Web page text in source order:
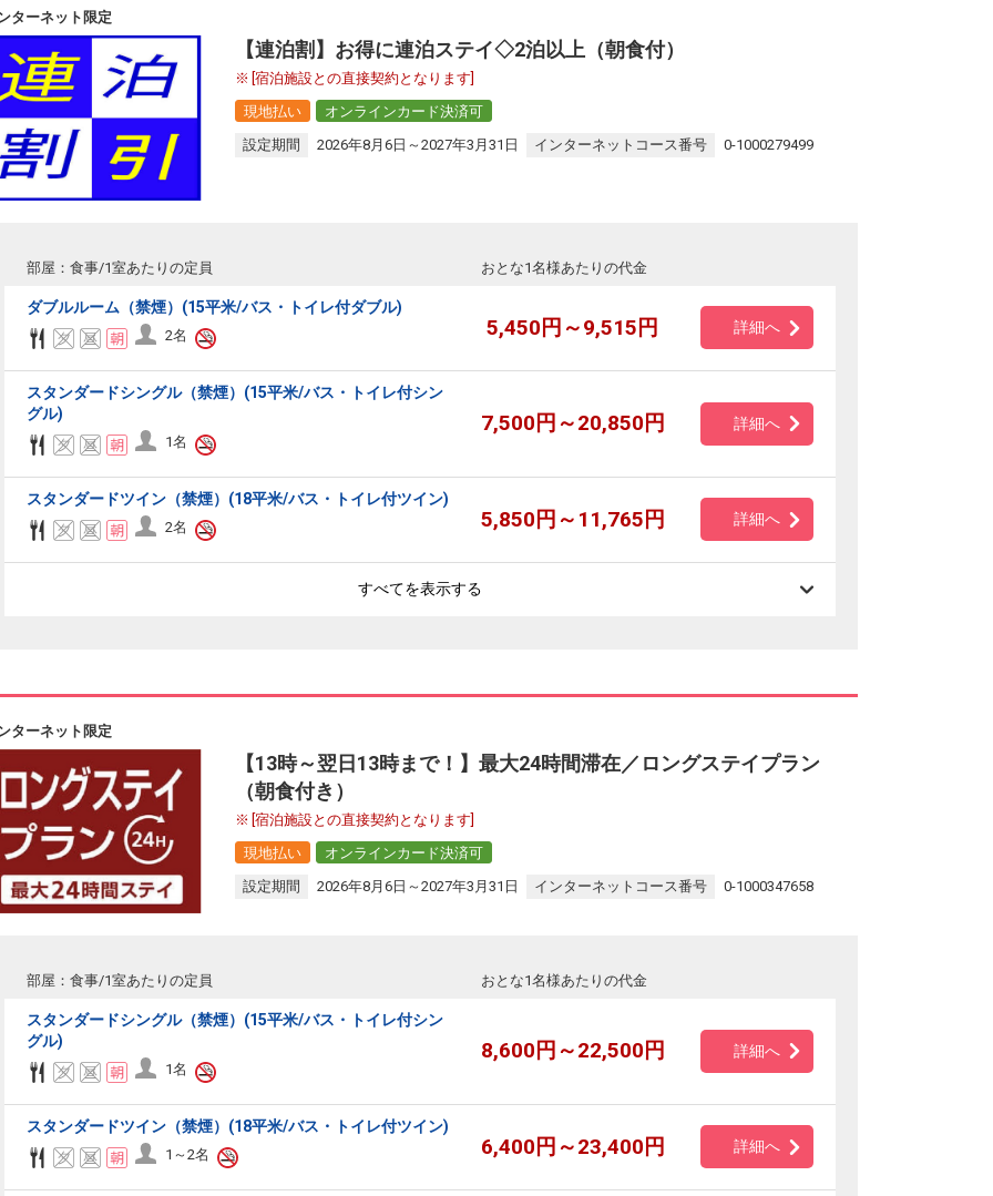
ターネット限定
【連泊割】お得に連泊ステイ◇2泊以上（朝食付）
[宿泊施設との直接契約となります]
現地払い
オンラインカード決済可
設定期間
2026年8月6日～2027年3月31日 インターネットコース番号 0-1000279499
部屋：食事/1室あたりの定員 おとな1名様あたりの代金
ダブルルーム（禁煙）(15平米/バス・トイレ付ダブル)
2名 5,450円～9,515円 詳細へ
スタンダードシングル（禁煙）(15平米/バス・トイレ付シン
グル)
1名
7,500円～20,850円 詳細へ
スタンダードツイン（禁煙）(18平米/バス・トイレ付ツイン)
2名 5,850円～11,765円 詳細へ
すべてを表示する
ターネット限定
【13時～翌日13時まで！】最大24時間滞在／ロングステイプラン
（朝食付き）
[宿泊施設との直接契約となります]
現地払い
オンラインカード決済可
設定期間
2026年8月6日～2027年3月31日 インターネットコース番号 0-1000347658
部屋：食事/1室あたりの定員 おとな1名様あたりの代金
スタンダードシングル（禁煙）(15平米/バス・トイレ付シン
グル)
1名
8,600円～22,500円 詳細へ
スタンダードツイン（禁煙）(18平米/バス・トイレ付ツイン)
1～2名 6,400円～23,400円 詳細へ